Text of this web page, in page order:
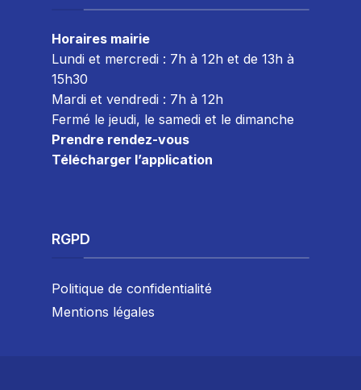
Horaires mairie
Lundi et mercredi : 7h à 12h et de 13h à
15h30
Mardi et vendredi : 7h à 12h
Fermé le jeudi, le samedi et le dimanche
Prendre rendez-vous
Télécharger l’application
RGPD
Politique de confidentialité
Mentions légales